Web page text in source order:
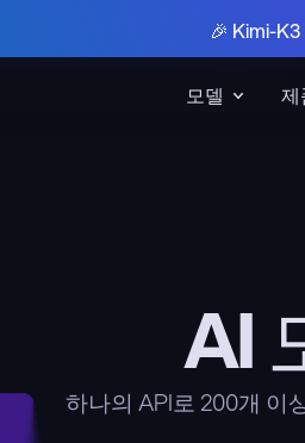
🎉 Kimi-
모델 제
AI
하나의 API로 200개 이